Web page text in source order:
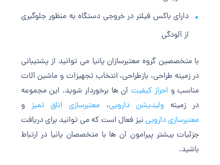
دارای باکس فیلتر در خروجی دستگاه به منظور جلوگیری
از آلودگی
با متخصصین گروه معتبرسازان پانیا می توانید از پشتیبانی
در زمینه طراحی، بازطراحی، انتخاب تجهیزات و ماشین آلات
مناسب و احراز کیفیتآن ها برخوردار شوید. این مجموعه
در زمینه ولیدیشن دارویی، معتبرسازی اتاق تمیز و
معتبرسازی دارویینیز فعال است که می توانید برای دریافت
جزئیات بیشتر پیرامون آن ها با متخصصان پانیا در ارتباط
باشید.